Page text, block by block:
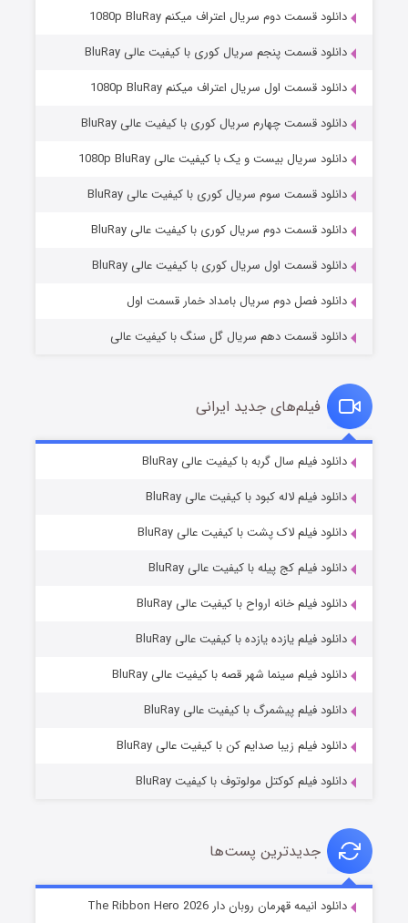
وستی ها
قسمت۱ (زیرنویس) منتشر شد
قسمت۶ (زیرنویس) منتشر شد
شوهر
دانلود قسمت دوم سریال اعتراف میکنم 1080p BluRay
دانلود قسمت پنجم سریال کوری با کیفیت عالی BluRay
دانلود قسمت اول سریال اعتراف میکنم 1080p BluRay
دانلود قسمت چهارم سریال کوری با کیفیت عالی BluRay
دانلود سریال بیست و یک با کیفیت عالی 1080p BluRay
دانلود قسمت سوم سریال کوری با کیفیت عالی BluRay
دانلود قسمت دوم سریال کوری با کیفیت عالی BluRay
دانلود قسمت اول سریال کوری با کیفیت عالی BluRay
دانلود فصل دوم سریال بامداد خمار قسمت اول
دانلود قسمت دهم سریال گل سنگ با کیفیت عالی
فیلم‌های جدید ایرانی
دانلود فیلم سال گربه با کیفیت عالی BluRay
دانلود فیلم لاله کبود با کیفیت عالی BluRay
دانلود فیلم لاک پشت با کیفیت عالی BluRay
دانلود فیلم کج‌ پیله با کیفیت عالی BluRay
دانلود فیلم خانه ارواح با کیفیت عالی BluRay
دانلود فیلم یازده یازده با کیفیت عالی BluRay
دانلود فیلم سینما شهر قصه با کیفیت عالی BluRay
دانلود فیلم پیشمرگ با کیفیت عالی BluRay
دانلود فیلم زیبا صدایم کن با کیفیت عالی BluRay
دانلود فیلم کوکتل مولوتوف با کیفیت BluRay
جدیدترین پست‌ها
دانلود انیمه قهرمان روبان دار The Ribbon Hero 2026